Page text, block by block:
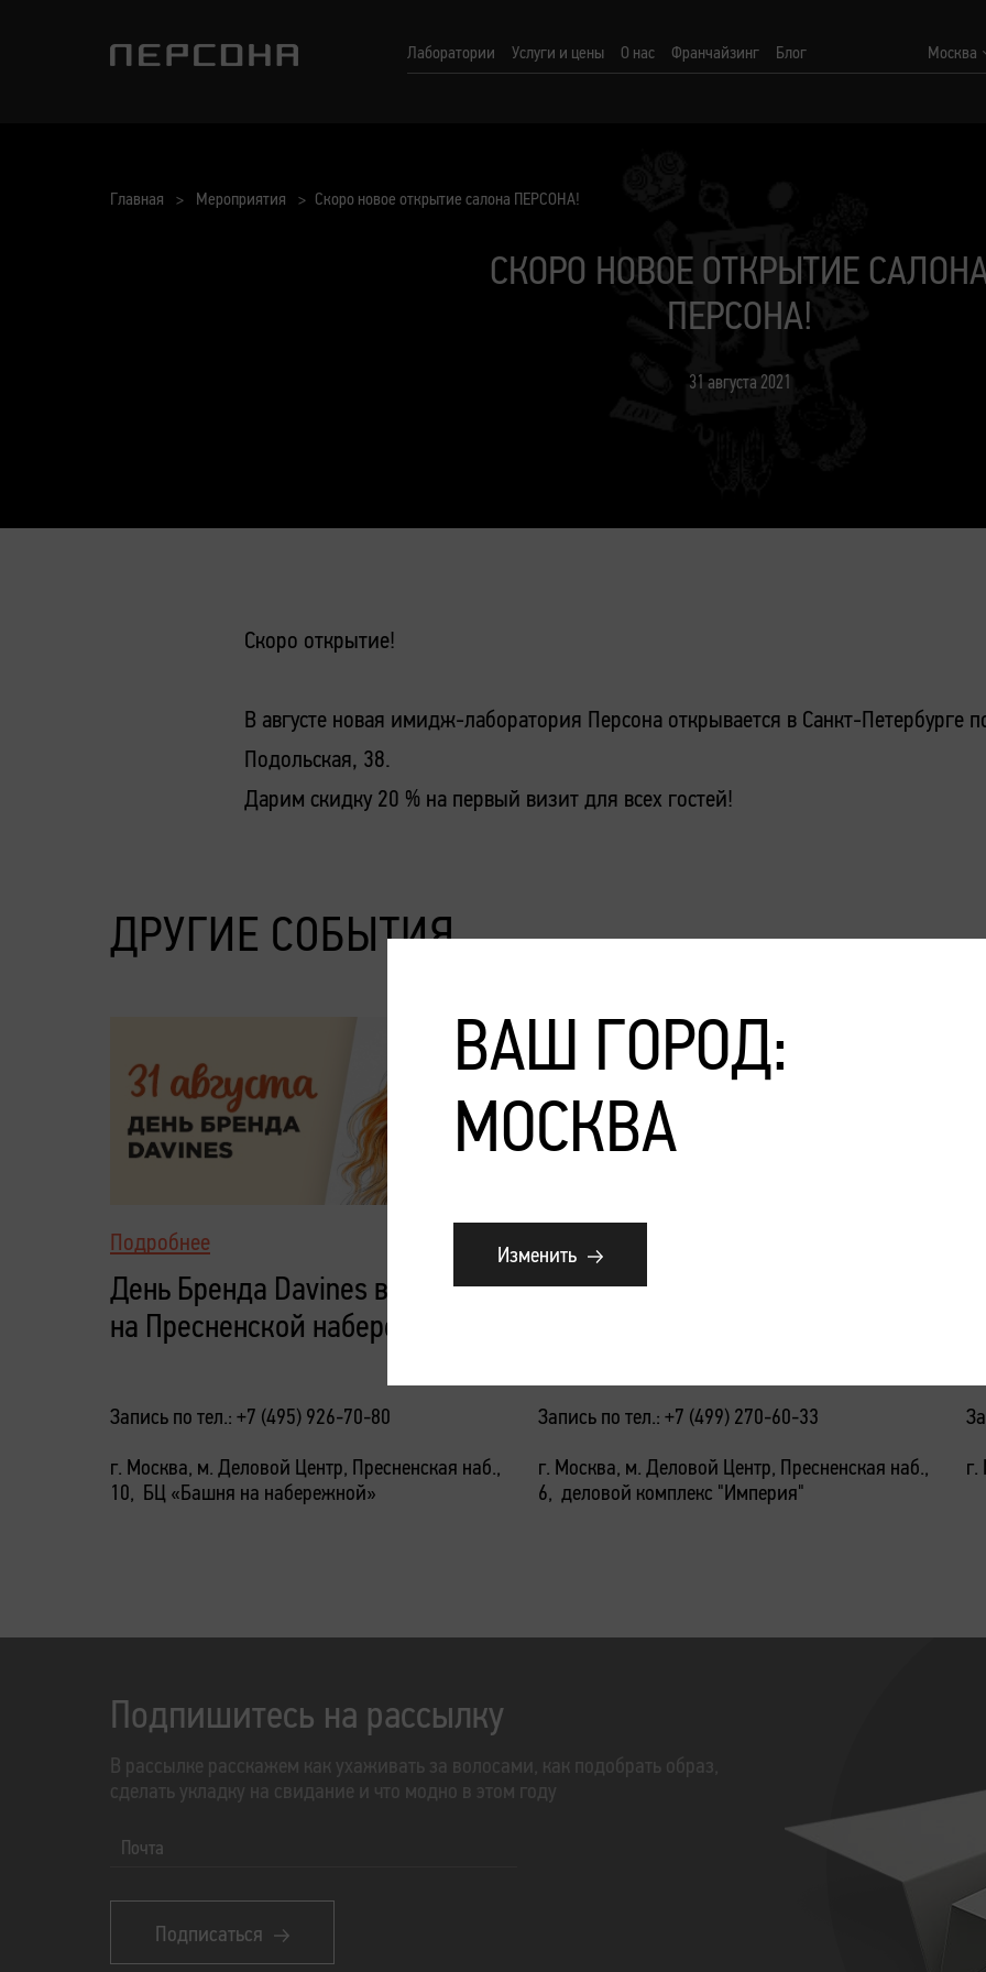
Лаборатории Услуги и цены О нас Франчайзинг Блог Москва
Главная Мероприятия Скоро новое открытие салона ПЕРСОНА!
СКОРО НОВОЕ ОТКРЫТИЕ
ПЕРСОНА!
31 августа 2021
Скоро открытие!
В августе новая имидж-лаборатория Персона открывается в Санкт-Петербурге
Подольская, 38.
Дарим скидку 20 % на первый визит для всех гостей!
ДРУГИЕ СОБЫТИЯ
Подробнее
День Бренда Davines в Персоне
на Пресненской набережной, 10
Запись по тел.: +7 (495) 926-70-80
г. Москва, м. Деловой Центр, Пресненская наб.,
10, БЦ «Башня на набережной»
День рождения салона Персоны
Запись по тел.: +7 (499) 270-60-33
г. Москва, м. Деловой Центр, Пресненская наб.,
6, деловой комплекс "Империя"
г.
Подпишитесь на рассылку
В рассылке расскажем как ухаживать за волосами, как подобрать образ,
сделать укладку на свидание и что модно в этом году
Почта
Подписаться
ВАШ ГОРОД:
МОСКВА
Изменить